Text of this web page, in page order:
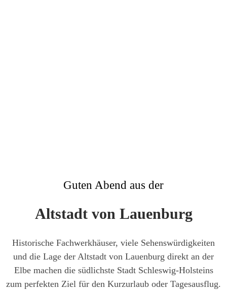
Guten Abend aus der
Altstadt von Lauenburg
Historische Fachwerkhäuser, viele Sehenswürdigkeiten
und die Lage der Altstadt von Lauenburg direkt an der
Elbe machen die südlichste Stadt Schleswig-Holsteins
zum perfekten Ziel für den Kurzurlaub oder Tagesausflug.